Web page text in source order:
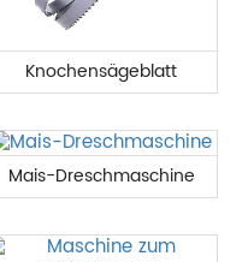
Knochensägeblatt
Mais-Dreschmaschine